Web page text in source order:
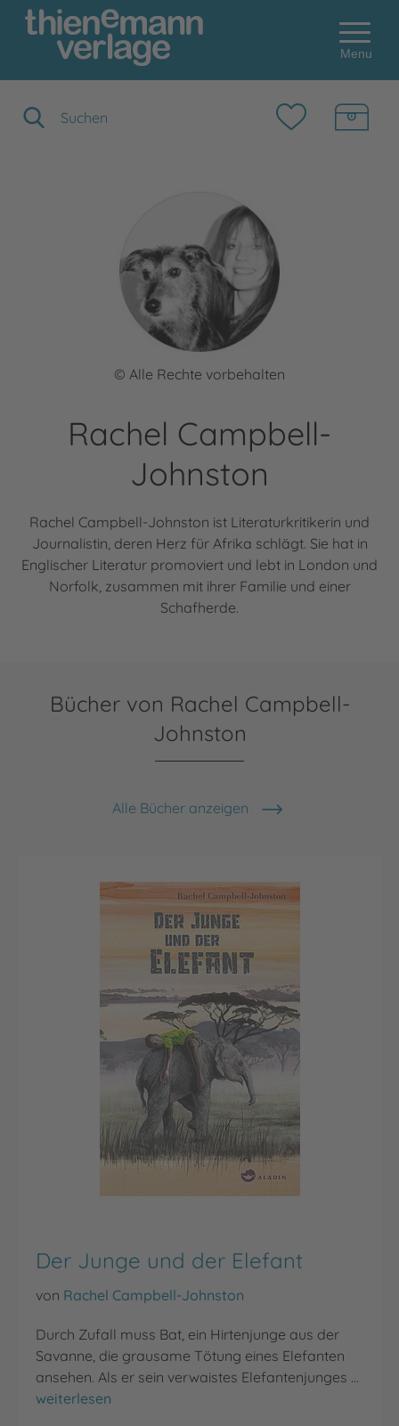
Menu
© Alle Rechte vorbehalten
Rachel Campbell-
Johnston
Rachel Campbell-Johnston ist Literaturkritikerin und
Journalistin, deren Herz für Afrika schlägt. Sie hat in
Englischer Literatur promoviert und lebt in London und
Norfolk, zusammen mit ihrer Familie und einer
Schafherde.
Bücher von Rachel Campbell-
Johnston
Alle Bücher anzeigen
Der Junge und der Elefant
von Rachel Campbell-Johnston
Durch Zufall muss Bat, ein Hirtenjunge aus der
Savanne, die grausame Tötung eines Elefanten
ansehen. Als er sein verwaistes Elefantenjunges …
Der Junge und der Elefant
weiterlesen